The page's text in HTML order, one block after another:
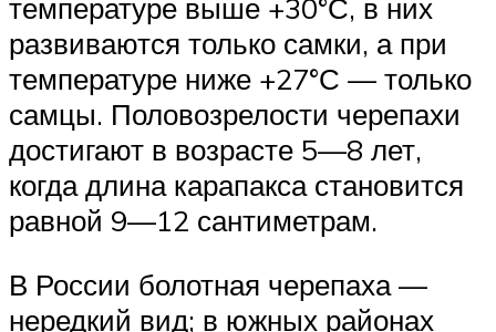
температуре выше +30°С, в них
развиваются только самки, а при
температуре ниже +27°С — только
самцы. Половозрелости черепахи
достигают в возрасте 5—8 лет,
когда длина карапакса становится
равной 9—12 сантиметрам.
В России болотная черепаха —
нередкий вид; в южных районах